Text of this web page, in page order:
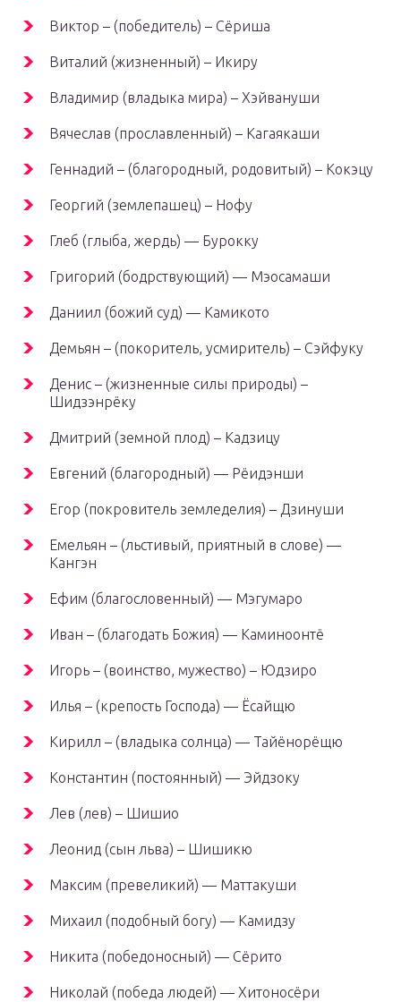
Виктор – (победитель) – Сёриша
Виталий (жизненный) – Икиру
Владимир (владыка мира) – Хэйвануши
Вячеслав (прославленный) – Кагаякаши
Геннадий – (благородный, родовитый) – Кокэцу
Георгий (землепашец) – Нофу
Глеб (глыба, жердь) — Бурокку
Григорий (бодрствующий) — Мэосамаши
Даниил (божий суд) — Камикото
Демьян – (покоритель, усмиритель) – Сэйфуку
Денис – (жизненные силы природы) –
Шидзэнрёку
Дмитрий (земной плод) – Кадзицу
Евгений (благородный) — Рёидэнши
Егор (покровитель земледелия) – Дзинуши
Емельян – (льстивый, приятный в слове) —
Кангэн
Ефим (благословенный) — Мэгумаро
Иван – (благодать Божия) — Каминоонтё
Игорь – (воинство, мужество) – Юдзиро
Илья – (крепость Господа) — Ёсайщю
Кирилл – (владыка солнца) — Тайёнорёщю
Константин (постоянный) — Эйдзоку
Лев (лев) – Шишио
Леонид (сын льва) – Шишикю
Максим (превеликий) — Маттакуши
Михаил (подобный богу) — Камидзу
Никита (победоносный) — Сёрито
Николай (победа людей) — Хитоносёри